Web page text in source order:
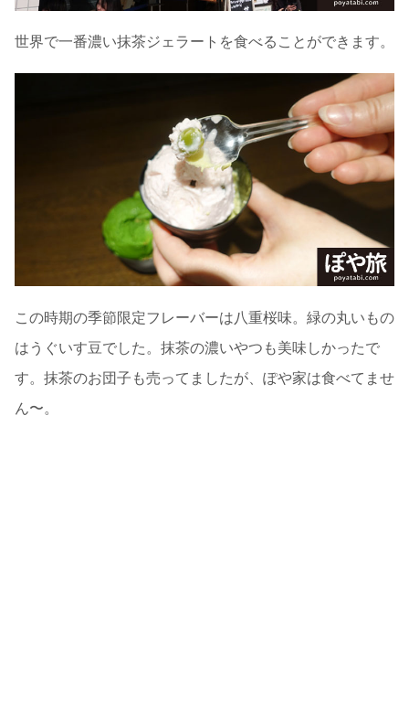
世界で一番濃い抹茶ジェラートを食べることができます。
この時期の季節限定フレーバーは八重桜味。緑の丸いもの
はうぐいす豆でした。抹茶の濃いやつも美味しかったで
す。抹茶のお団子も売ってましたが、ぽや家は食べてませ
ん〜。